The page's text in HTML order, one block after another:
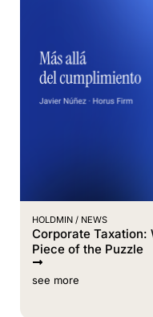
HOLDMIN / NEWS
Corporate Taxation:
Piece of the Puzzle
see more